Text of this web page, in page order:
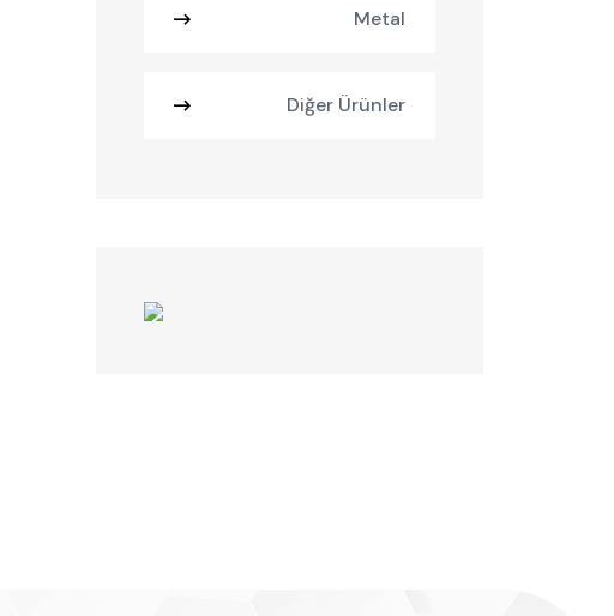
Metal
Diğer Ürünler